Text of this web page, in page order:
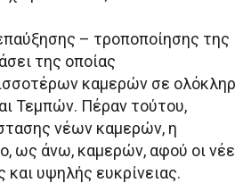
– τροποποίησης της
της οποίας
καμερών σε
Τεμπών. Πέραν τούτου,
νέων καμερών, η
ως άνω, καμερών, αφού οι
και υψηλής ευκρίνειας.